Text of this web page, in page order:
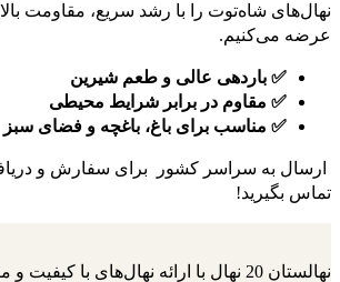
نهال‌های شاه‌توت را با رشد سریع، مقاومت
عرضه می‌کنیم.
✅ باردهی عالی و طعم شیرین
✅ مقاوم در برابر شرایط محیطی
✅ مناسب برای باغ، باغچه و فضای سبز
ارسال به سراسر کشور برای سفارش و
تماس بگیرید!
نهالستان 20 نهال با ارائه نهال‌های با